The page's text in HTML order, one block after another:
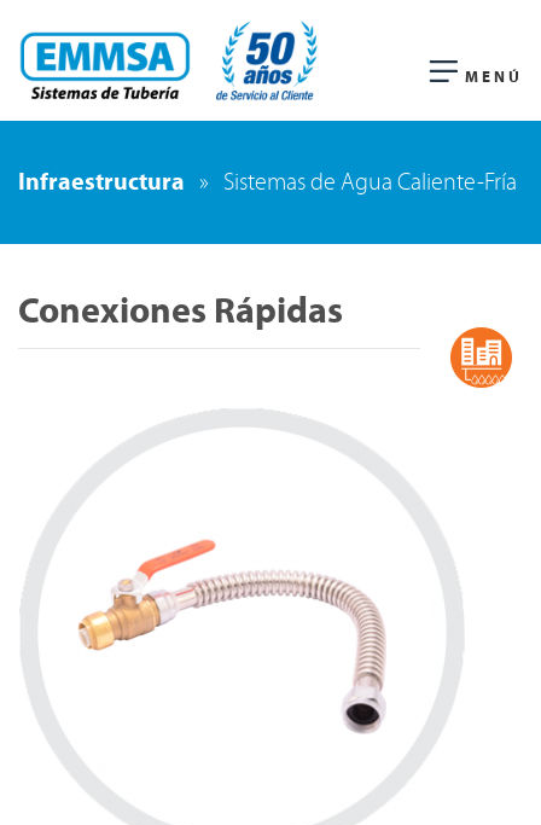
MENÚ
Infraestructura » Sistemas de Agua Caliente-Fría
Conexiones Rápidas